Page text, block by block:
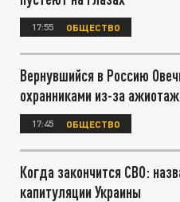
17:55 ОБЩЕСТВО
Вернувшийся в Россию
охранниками из-за
17:45 ОБЩЕСТВО
Когда закончится СВО:
капитуляции Украины